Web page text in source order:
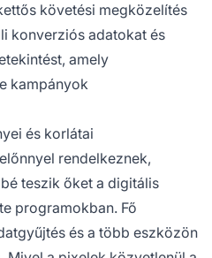
követési megközelítés
konverziós adatokat és
amely
kampányok
és korlátai
rendelkeznek,
teszik őket a digitális
programokban. Fő
és a több eszközön